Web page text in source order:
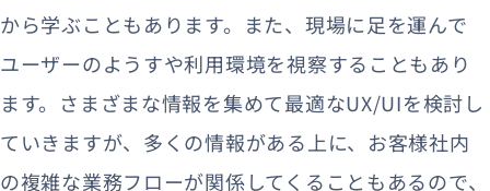
から学ぶこともあります。また、現場に足を運んで
ユーザーのようすや利用環境を視察することもあり
ます。さまざまな情報を集めて最適なUX/UIを検討し
ていきますが、多くの情報がある上に、お客様社内
の複雑な業務フローが関係してくることもあるので、